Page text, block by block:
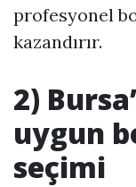
profesyonel
kazandırır.
2)
uygun
seçimi